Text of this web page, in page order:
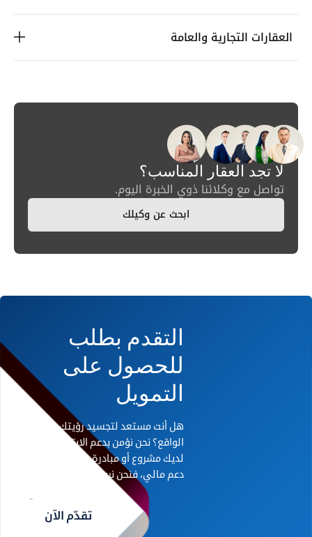
العقارات التجارية والعامة
لا تجد العقار المناسب؟
تواصل مع وكلائنا ذوي الخبرة اليوم.
ابحث عن وكيلك
التقدم بطلب
للحصول على
التمويل
هل أنت مستعد لتجسيد رؤيتك على أرض
الواقع؟ نحن نؤمن بدعم الابتكار. إذا كان
لديك مشروع أو مبادرة رائدة تحتاج إلى
دعم مالي، فنحن نريد أن نسمع منك.
تقدّم الآن